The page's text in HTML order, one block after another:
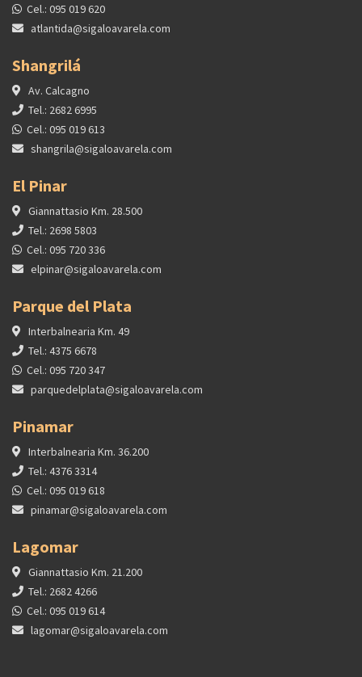
Cel.: 095 019 620
atlantida@sigaloavarela.com
Shangrilá
Av. Calcagno
Tel.: 2682 6995
Cel.: 095 019 613
shangrila@sigaloavarela.com
El Pinar
Giannattasio Km. 28.500
Tel.: 2698 5803
Cel.: 095 720 336
elpinar@sigaloavarela.com
Parque del Plata
Interbalnearia Km. 49
Tel.: 4375 6678
Cel.: 095 720 347
parquedelplata@sigaloavarela.com
Pinamar
Interbalnearia Km. 36.200
Tel.: 4376 3314
Cel.: 095 019 618
pinamar@sigaloavarela.com
Lagomar
Giannattasio Km. 21.200
Tel.: 2682 4266
Cel.: 095 019 614
lagomar@sigaloavarela.com